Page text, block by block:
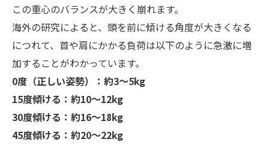
この重心のバランスが大きく崩れます。
海外の研究によると、頭を前に傾ける角度が大きくなる
につれて、首や肩にかかる負荷は以下のように急激に増
加することがわかっています。
0度（正しい姿勢）：約3～5kg
15度傾ける：約10～12kg
30度傾ける：約16～18kg
45度傾ける：約20～22kg